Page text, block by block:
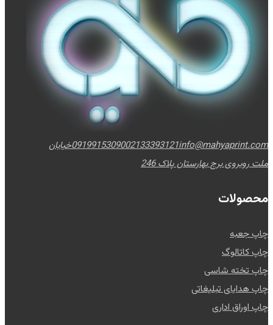
0919915309002133393121info@mahyaprint.com
خیابان
ملت روبروی برج بهارستان پلاک 246
محصولات
چاپ جعبه
چاپ کاتالوگ
چاپ تخته شاسی
چاپ هدایای تبلیغاتی
چاپ اوراق اداری